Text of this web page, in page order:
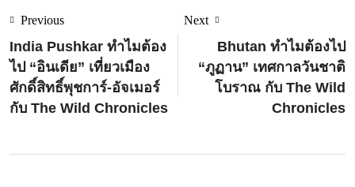
Previous
India Pushkar ทำไมต้อง
ไป “อินเดีย” เที่ยวเมือง
ศักดิ์สิทธิ์พุชการ์-อัจเมอร์
กับ The Wild Chronicles
Next
Bhutan ทำไมต้องไป
“ภูฏาน” เทศกาลวันชาติ
โบราณ กับ The Wild
Chronicles